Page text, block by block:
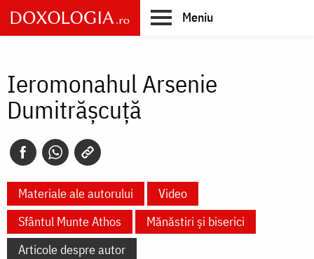
Skip
to
main
Meniu
Ieromonahul Arsenie
Dumitrășcuță
Materiale ale autorului
Video
Sfântul Munte Athos
Mănăstiri și biserici
Articole despre autor